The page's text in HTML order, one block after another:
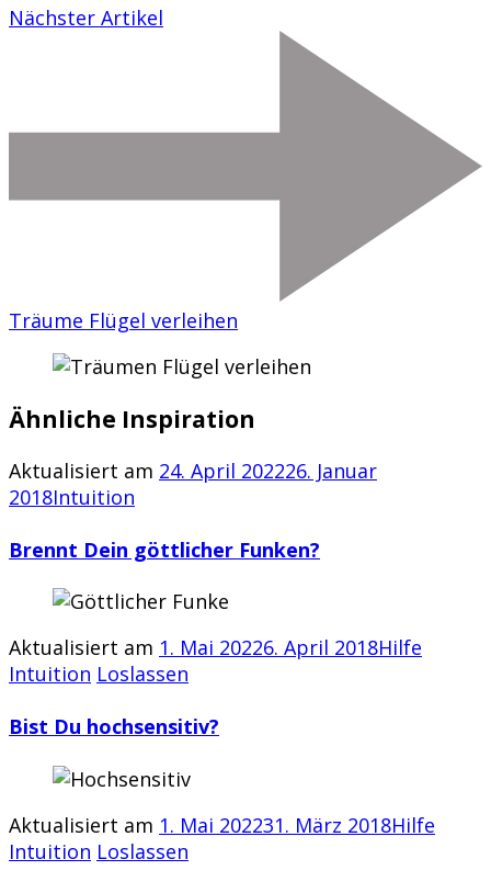
Nächster Artikel
Träume Flügel verleihen
Ähnliche Inspiration
Aktualisiert am 24. April 202226. Januar
2018Intuition
Brennt Dein göttlicher Funken?
Aktualisiert am 1. Mai 20226. April 2018Hilfe
Intuition Loslassen
Bist Du hochsensitiv?
Aktualisiert am 1. Mai 202231. März 2018Hilfe
Intuition Loslassen